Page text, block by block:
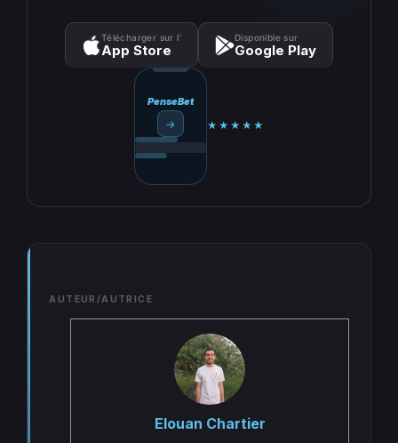
Télécharger sur l’
App Store
Disponible sur
Google Play
PenseBet
→ ★★★★★
AUTEUR/AUTRICE
Elouan Chartier